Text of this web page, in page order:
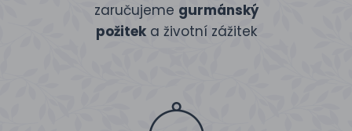
zaručujeme gurmánský
požiteka životní zážitek